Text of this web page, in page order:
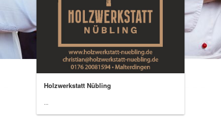
Holzwerkstatt Nübling
...